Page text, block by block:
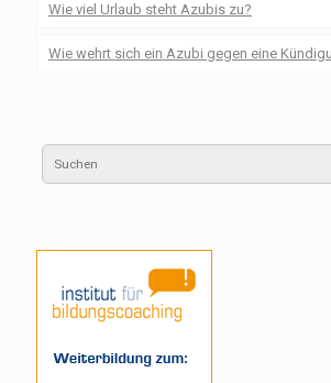
Wie viel Urlaub steht Azubis zu?
Wie wehrt sich ein Azubi gegen eine